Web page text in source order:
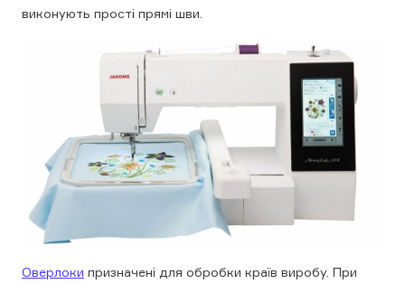
виконують прості прямі шви.
Оверлоки призначені для обробки країв виробу. При